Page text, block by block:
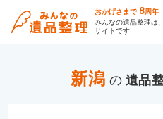
おかげさまで 8周年
みんなの遺品整理は
サイトです
新潟 の 遺品